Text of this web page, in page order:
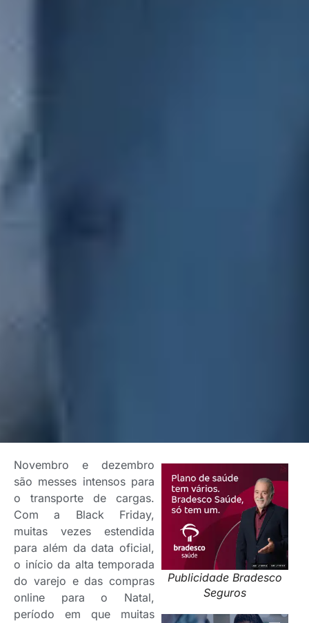
Publicidade Bradesco
Seguros
Novembro e dezembro
são messes intensos para
o transporte de cargas.
Com a Black Friday,
muitas vezes estendida
para além da data oficial,
o início da alta temporada
do varejo e das compras
online para o Natal,
período em que muitas